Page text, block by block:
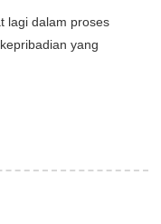
lagi dalam proses
yang